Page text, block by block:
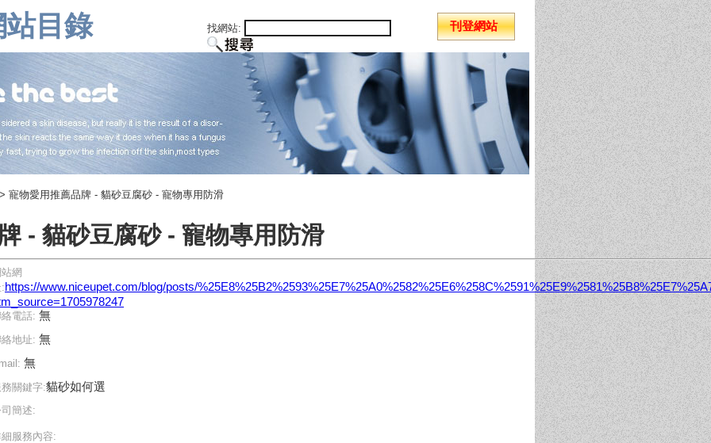
目錄 找網站: 刊登網站
寵物愛用推薦品牌 - 貓砂豆腐砂 - 寵物專用防滑
- 貓砂豆腐砂 - 寵物專用防滑
網
https://www.niceupet.com/blog/posts/
電話: 無
地址: 無
無
關鍵字:貓砂如何選
簡述:
服務內容: